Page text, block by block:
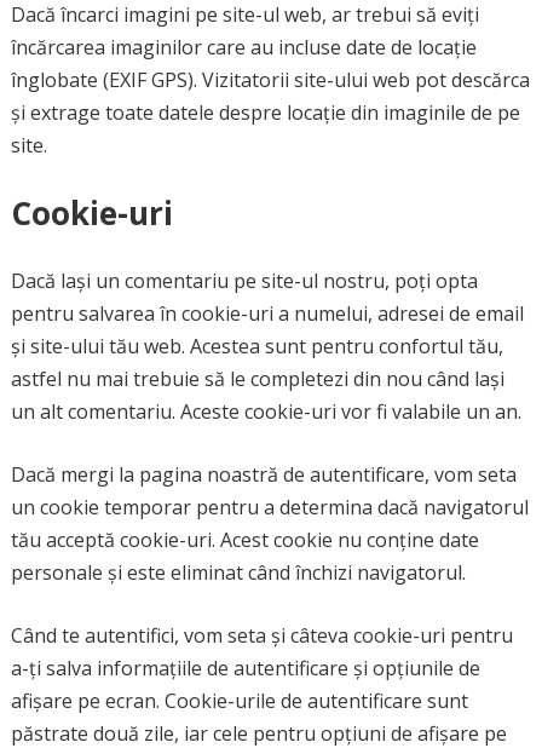
Dacă încarci imagini pe site-ul web, ar trebui să eviți
încărcarea imaginilor care au incluse date de locație
înglobate (EXIF GPS). Vizitatorii site-ului web pot descărca
și extrage toate datele despre locație din imaginile de pe
site.
Cookie-uri
Dacă lași un comentariu pe site-ul nostru, poți opta
pentru salvarea în cookie-uri a numelui, adresei de email
și site-ului tău web. Acestea sunt pentru confortul tău,
astfel nu mai trebuie să le completezi din nou când lași
un alt comentariu. Aceste cookie-uri vor fi valabile un an.
Dacă mergi la pagina noastră de autentificare, vom seta
un cookie temporar pentru a determina dacă navigatorul
tău acceptă cookie-uri. Acest cookie nu conține date
personale și este eliminat când închizi navigatorul.
Când te autentifici, vom seta și câteva cookie-uri pentru
a-ți salva informațiile de autentificare și opțiunile de
afișare pe ecran. Cookie-urile de autentificare sunt
păstrate două zile, iar cele pentru opțiuni de afișare pe